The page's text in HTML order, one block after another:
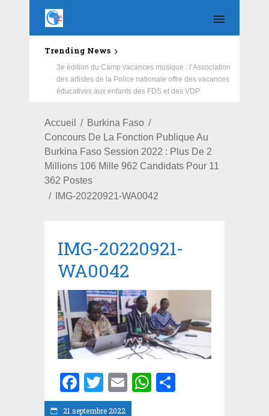
Trending News
Education : la fédération de la Russie rénove les
écoles primaire et collège du Camp Général
Aboubacar Sangoulé Lamizana
Accueil
Burkina Faso
Concours De La Fonction Publique Au
Burkina Faso Session 2022 : Plus De 2
Millions 106 Mille 962 Candidats Pour 11
362 Postes
IMG-20220921-WA0042
21 septembre 2022
IMG-20220921-
WA0042
Facebook
Twitter
EmailWhatsApp